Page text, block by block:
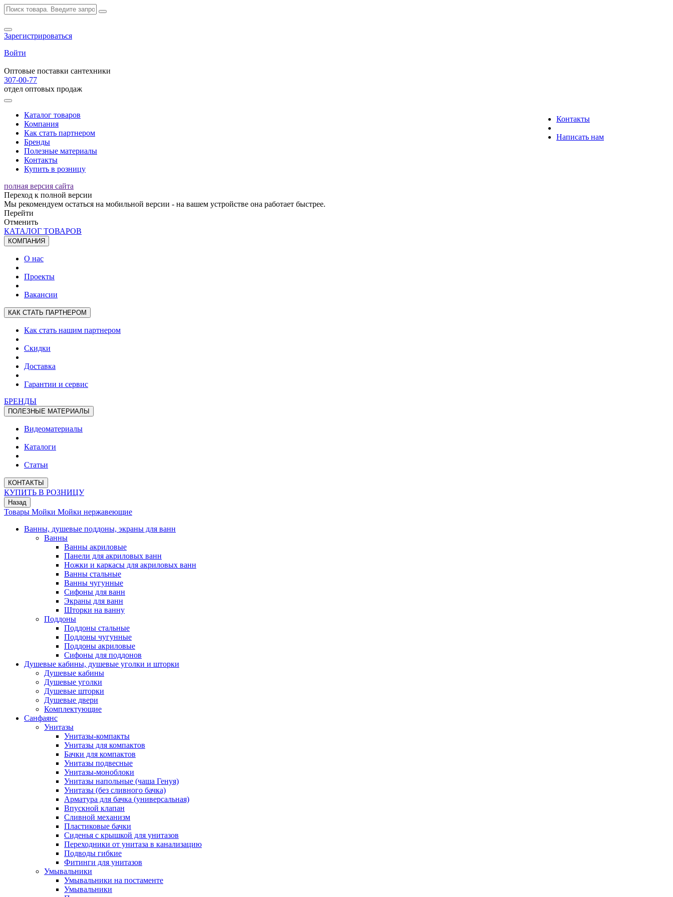
Зарегистрироваться
Войти
Оптовые поставки сантехники
307-00-77
отдел оптовых продаж
Каталог товаров
Компания
Как стать партнером
Бренды
Полезные материалы
Контакты
Купить в розницу
полная версия сайта
Переход к полной версии
Мы рекомендуем остаться на мобильной версии - на вашем устройстве она работает быстрее.
Перейти
Отменить
КАТАЛОГ ТОВАРОВ
КОМПАНИЯ
О нас
Проекты
Вакансии
КАК СТАТЬ ПАРТНЕРОМ
Как стать нашим партнером
Скидки
Доставка
Гарантии и сервис
БРЕНДЫ
ПОЛЕЗНЫЕ МАТЕРИАЛЫ
Видеоматериалы
Каталоги
Статьи
КОНТАКТЫ
Контакты
Написать нам
КУПИТЬ В РОЗНИЦУ
Назад
Товары Мойки Мойки нержавеющие
Ванны, душевые поддоны, экраны для ванн
Ванны
Ванны акриловые
Панели для акриловых ванн
Ножки и каркасы для акриловых ванн
Ванны стальные
Ванны чугунные
Сифоны для ванн
Экраны для ванн
Шторки на ванну
Поддоны
Поддоны стальные
Поддоны чугунные
Поддоны акриловые
Сифоны для поддонов
Душевые кабины, душевые уголки и шторки
Душевые кабины
Душевые уголки
Душевые шторки
Душевые двери
Комплектующие
Санфаянс
Унитазы
Унитазы-компакты
Унитазы для компактов
Бачки для компактов
Унитазы подвесные
Унитазы-моноблоки
Унитазы напольные (чаша Генуя)
Унитазы (без сливного бачка)
Арматура для бачка (универсальная)
Впускной клапан
Сливной механизм
Пластиковые бачки
Сиденья с крышкой для унитазов
Переходники от унитаза в канализацию
Подводы гибкие
Фитинги для унитазов
Умывальники
Умывальники на постаменте
Умывальники